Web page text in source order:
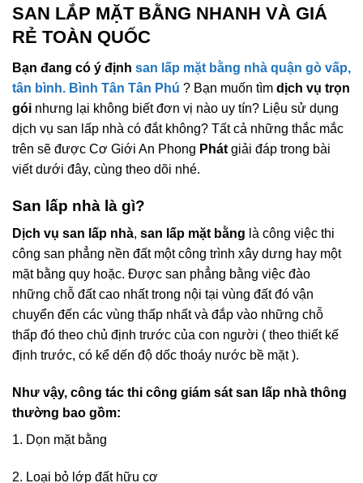
SAN LẮP MẶT BẰNG NHANH VÀ GIÁ
RẺ TOÀN QUỐC
Bạn đang có ý định san lấp mặt bằng nhà quận gò vấp,
tân bình. Bình Tân Tân Phú ? Bạn muốn tìm dịch vụ trọn
gói nhưng lại không biết đơn vị nào uy tín? Liệu sử dụng
dịch vụ san lấp nhà có đắt không? Tất cả những thắc mắc
trên sẽ được Cơ Giới An Phong Phát giải đáp trong bài
viết dưới đây, cùng theo dõi nhé.
San lấp nhà là gì?
Dịch vụ san lấp nhà, san lấp mặt bằng là công việc thi
công san phẳng nền đất một công trình xây dưng hay một
mặt bằng quy hoặc. Được san phẳng bằng việc đào
những chỗ đất cao nhất trong nội tại vùng đất đó vận
chuyển đến các vùng thấp nhất và đắp vào những chỗ
thấp đó theo chủ định trước của con người ( theo thiết kế
định trước, có kể dến độ dốc thoáy nước bề mặt ).
Như vậy, công tác thi công giám sát san lấp nhà thông
thường bao gồm:
1. Dọn mặt bằng
2. Loại bỏ lớp đất hữu cơ